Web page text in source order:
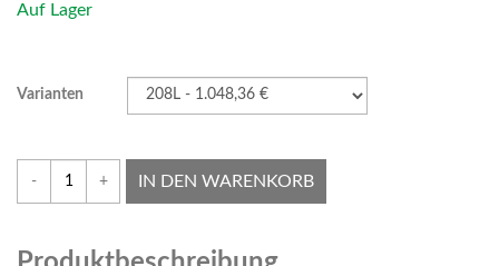
Auf Lager
Varianten
- + IN DEN WARENKORB